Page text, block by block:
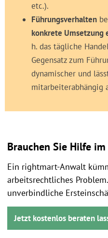
etc.).
Führungsverhalten
konkrete
h. das tägliche
Gegensatz zum
dynamischer und
mitarbeiterabhängig
Brauchen Sie Hilfe
Ein rightmart-Anwalt
arbeitsrechtliches
unverbindliche
Jetzt kostenlos beraten